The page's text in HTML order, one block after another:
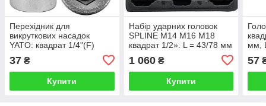
Перехідник для
викруткових насадок
YATO: квадрат 1/4"(F)
HEX- 1/4 (M)6,3 мм, CrV
37 ₴
Купити
Набір ударних головок
SPLINE M14 M16 M18
квадрат 1/2». L = 43/78 мм
1 060₴
Купити
мм,
57